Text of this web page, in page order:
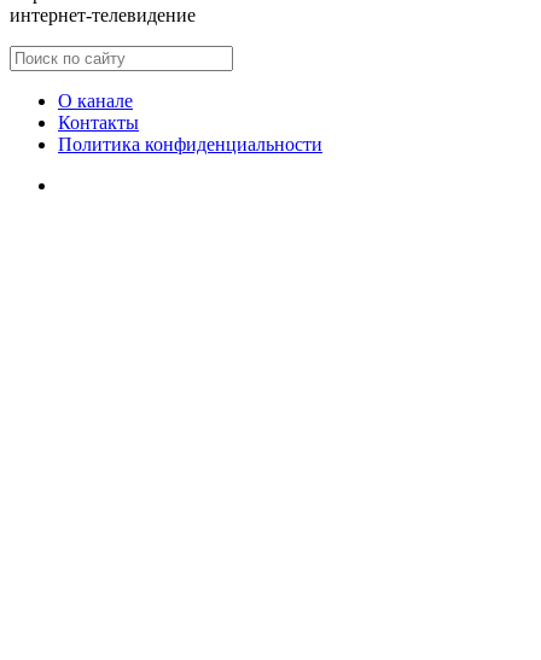
интернет-телевидение
О канале
Контакты
Политика конфиденциальности